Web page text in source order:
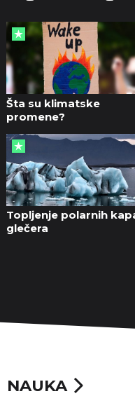
Šta su klimatske
promene?
Topljenje polarnih
glečera
NAUKA